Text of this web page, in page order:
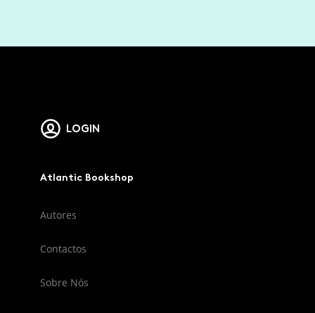
LOGIN
Atlantic Bookshop
Autores
Contactos
Sobre Nós